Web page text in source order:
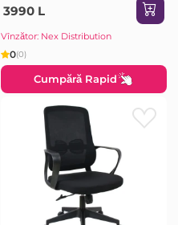
3990 L
Vînzător: Nex Distribution
0(0)
Cumpără Rapid